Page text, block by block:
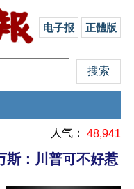
电子报 正體版
人气： 48,941
斯：川普可不好惹